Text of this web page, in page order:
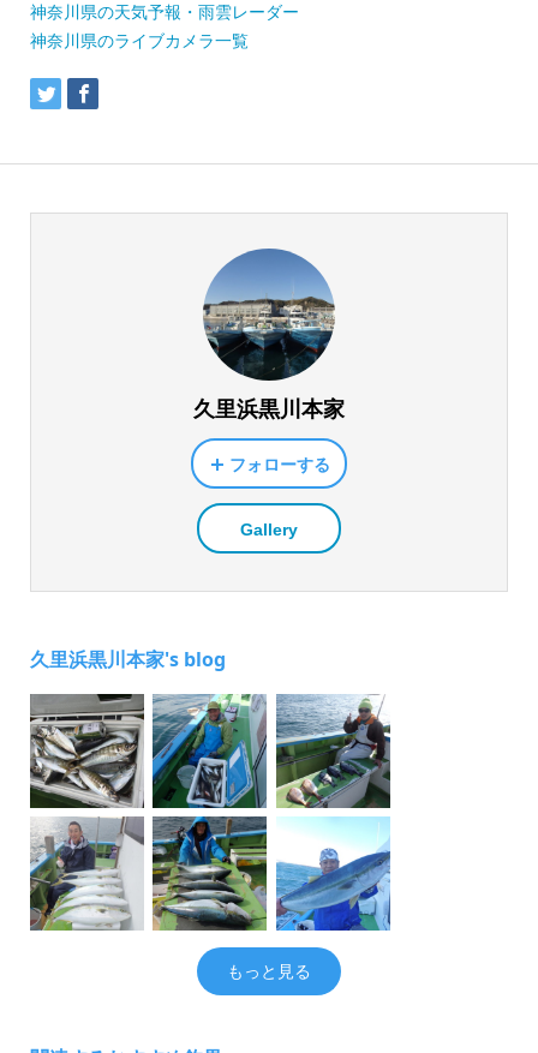
神奈川県の天気予報・雨雲レーダー
神奈川県のライブカメラ一覧
久里浜黒川本家
フォローする
Gallery
久里浜黒川本家's blog
もっと見る